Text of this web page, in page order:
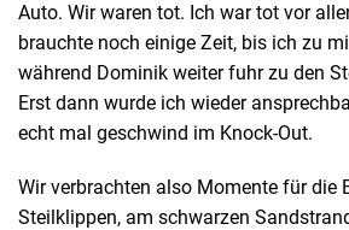
Auto. Wir waren tot. Ich war tot vor
brauchte noch einige Zeit, bis ich zu
während Dominik weiter fuhr zu den
Erst dann wurde ich wieder
echt mal geschwind im Knock-Out.
Wir verbrachten also Momente für die
Steilklippen, am schwarzen